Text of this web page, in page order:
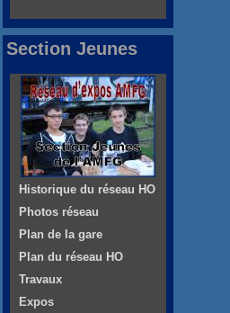
Section Jeunes
Historique du réseau HO
Photos réseau
Plan de la gare
Plan du réseau HO
Travaux
Expos